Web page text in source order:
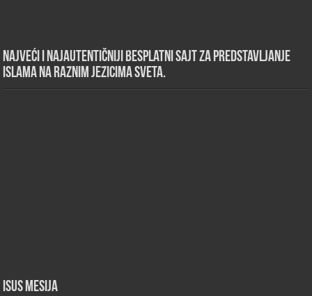
Najveći i najautentičniji besplatni sajt za predstavljanje
islama na raznim jezicima sveta.
Isus Mesija